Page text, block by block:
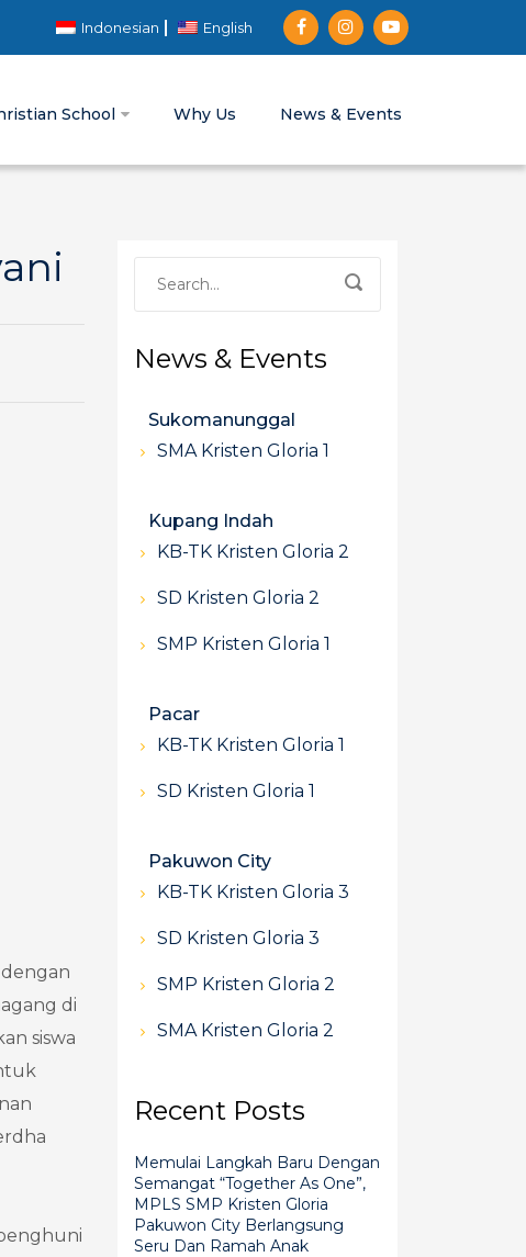
Indonesian English
School Why Us News & Events
di
siswa
News & Events
Sukomanunggal
SMA Kristen Gloria 1
Kupang Indah
KB-TK Kristen Gloria 2
SD Kristen Gloria 2
SMP Kristen Gloria 1
Pacar
KB-TK Kristen Gloria 1
SD Kristen Gloria 1
Pakuwon City
KB-TK Kristen Gloria 3
SD Kristen Gloria 3
SMP Kristen Gloria 2
SMA Kristen Gloria 2
Recent Posts
Memulai Langkah Baru Dengan
Semangat “Together As One”,
MPLS SMP Kristen Gloria
Pakuwon City Berlangsung
Seru Dan Ramah Anak